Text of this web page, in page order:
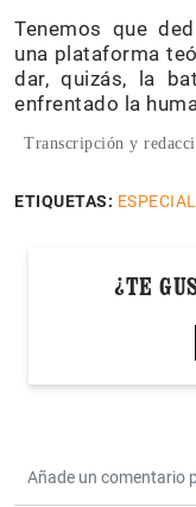
Tenemos que
una plataforma
dar, quizás, la
enfrentado la
Transcripción y
ETIQUETAS:
¿TE